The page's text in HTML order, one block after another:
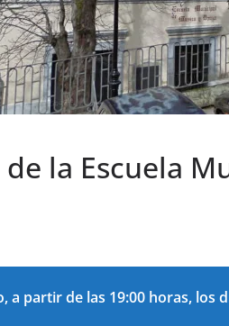
la Escuela
a partir de las 19:00 horas,